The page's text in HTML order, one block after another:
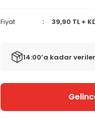
Fiyat 39,90 TL +
14:00’a kadar